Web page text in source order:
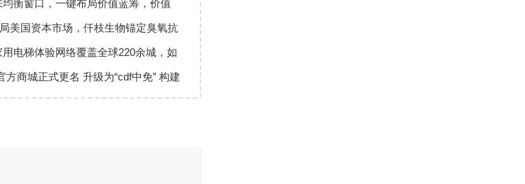
衡窗口，一键布局价值蓝筹，价值
售
美国资本市场，仟枝生物锚定臭氧抗
电梯体验网络覆盖全球220余城，如
响应
方商城正式更名 升级为“cdf中免” 构建